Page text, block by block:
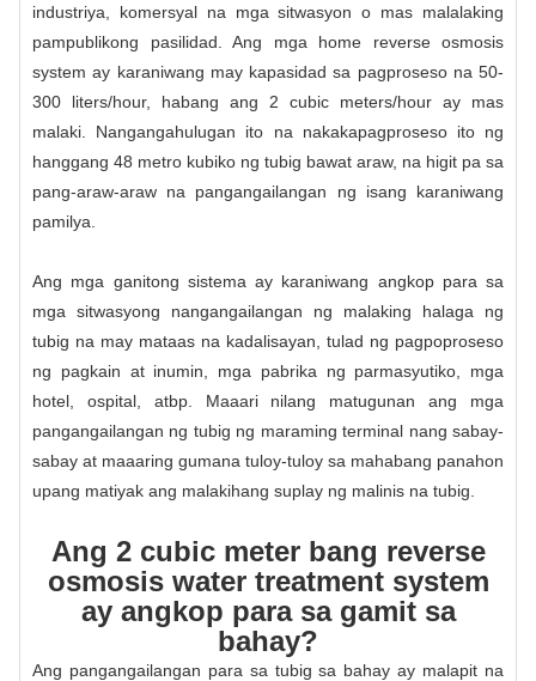
industriya, komersyal na mga sitwasyon o mas malalaking
pampublikong pasilidad. Ang mga home reverse osmosis
system ay karaniwang may kapasidad sa pagproseso na 50-
300 liters/hour, habang ang 2 cubic meters/hour ay mas
malaki. Nangangahulugan ito na nakakapagproseso ito ng
hanggang 48 metro kubiko ng tubig bawat araw, na higit pa sa
pang-araw-araw na pangangailangan ng isang karaniwang
pamilya.
Ang mga ganitong sistema ay karaniwang angkop para sa
mga sitwasyong nangangailangan ng malaking halaga ng
tubig na may mataas na kadalisayan, tulad ng pagpoproseso
ng pagkain at inumin, mga pabrika ng parmasyutiko, mga
hotel, ospital, atbp. Maaari nilang matugunan ang mga
pangangailangan ng tubig ng maraming terminal nang sabay-
sabay at maaaring gumana tuloy-tuloy sa mahabang panahon
upang matiyak ang malakihang suplay ng malinis na tubig.
Ang 2 cubic meter bang reverse
osmosis water treatment system
ay angkop para sa gamit sa
bahay?
Ang pangangailangan para sa tubig sa bahay ay malapit na